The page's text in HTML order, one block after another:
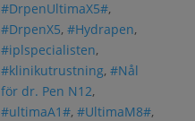
#DrpenUltimaX5#,
#DrpenX5,#Hydrapen,
#iplspecialisten,
#klinikutrustning,#Nål
för dr. Pen N12,
#ultimaA1#,#UltimaM8#,